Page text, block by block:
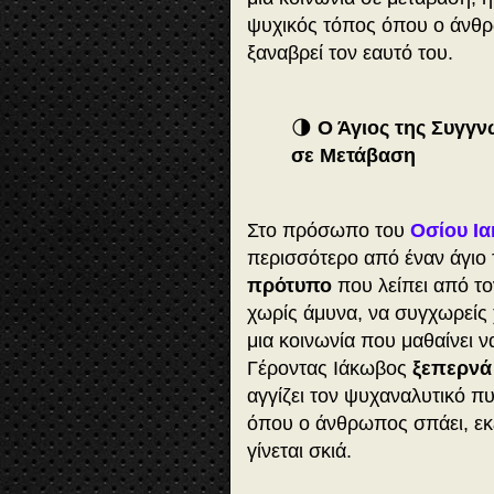
ψυχικός τόπος όπου ο
ξαναβρεί τον εαυτό του.
🌗 Ο Άγιος της
σε Μετάβαση
Στο πρόσωπο του Οσίου
περισσότερο από έναν
πρότυπο που λείπει από
χωρίς άμυνα, να συγχωρείς
μια κοινωνία που μαθαίνει
Γέροντας Ιάκωβος ξεπερνά
αγγίζει τον ψυχαναλυτικό
όπου ο άνθρωπος σπάει,
γίνεται σκιά.